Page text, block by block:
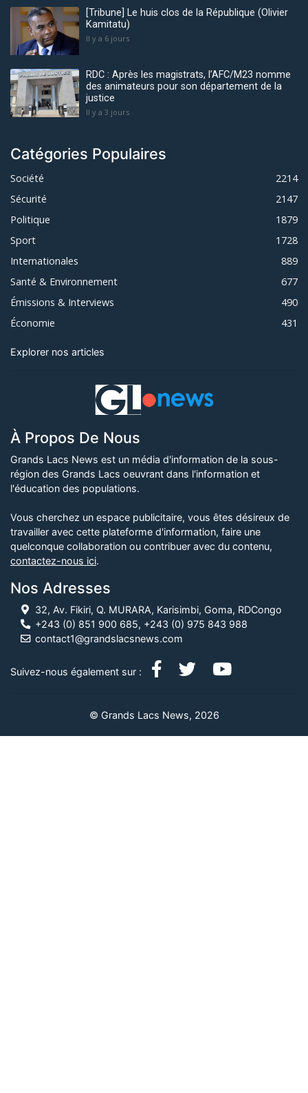
[Tribune] Le huis clos de la République (Olivier
Kamitatu)
Il y a 6 jours
RDC : Après les magistrats, l’AFC/M23 nomme
des animateurs pour son département de la
justice
Il y a 3 jours
Catégories Populaires
Société
2214
Sécurité
2147
Politique
1879
Sport
1728
Internationales
889
Santé & Environnement
677
Émissions & Interviews
490
Économie
431
Explorer nos articles
À Propos De Nous
Grands Lacs News est un média d'information de la sous-
région des Grands Lacs oeuvrant dans l'information et
l'éducation des populations.
Vous cherchez un espace publicitaire, vous êtes désireux de
travailler avec cette plateforme d'information, faire une
quelconque collaboration ou contribuer avec du contenu,
contactez-nous ici.
Nos Adresses
32, Av. Fikiri, Q. MURARA, Karisimbi, Goma, RDCongo
+243 (0) 851 900 685, +243 (0) 975 843 988
contact1@grandslacsnews.com
Suivez-nous également sur :
© Grands Lacs News, 2026